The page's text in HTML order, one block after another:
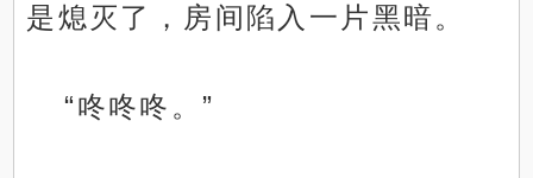
是熄灭了，房间陷入一片黑暗。
“咚咚咚。”